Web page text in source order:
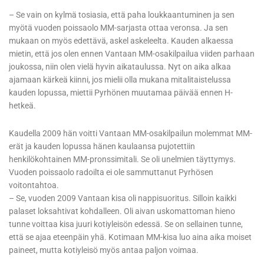
– Se vain on kylmä tosiasia, että paha loukkaantuminen ja sen
myötä vuoden poissaolo MM-sarjasta ottaa veronsa. Ja sen
mukaan on myös edettävä, askel askeleelta. Kauden alkaessa
mietin, että jos olen ennen Vantaan MM-osakilpailua viiden parhaan
joukossa, niin olen vielä hyvin aikataulussa. Nyt on aika alkaa
ajamaan kärkeä kiinni, jos mielii olla mukana mitalitaistelussa
kauden lopussa, miettii Pyrhönen muutamaa päivää ennen H-
hetkeä.
Kaudella 2009 hän voitti Vantaan MM-osakilpailun molemmat MM-
erät ja kauden lopussa hänen kaulaansa pujotettiin
henkilökohtainen MM-pronssimitali. Se oli unelmien täyttymys.
Vuoden poissaolo radoilta ei ole sammuttanut Pyrhösen
voitontahtoa.
– Se, vuoden 2009 Vantaan kisa oli nappisuoritus. Silloin kaikki
palaset loksahtivat kohdalleen. Oli aivan uskomattoman hieno
tunne voittaa kisa juuri kotiyleisön edessä. Se on sellainen tunne,
että se ajaa eteenpäin yhä. Kotimaan MM-kisa luo aina aika moiset
paineet, mutta kotiyleisö myös antaa paljon voimaa.